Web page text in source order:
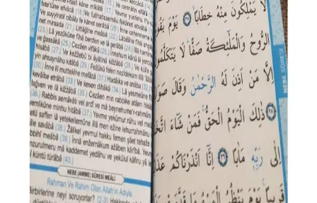
Kişiye Özel Fotoğraflı ve Ses İzli Spotify Ürünü
İncelemesi ve Özellikleri
Bu ürün, kişiye özel fotoğraf ve şarkı ile tasarlanmış, yüksek kaliteli
UV baskı ve dayanıklı pleksi cam yapısıyla dikkat çeker. Sevdiğiniz
anıları ve müzikleri yanınızda taşımanızı sağlar.
Sesli Yasin Kitabı ve Microsoft Hizmetleri ile Dijital
Dini İçerik Erişimi ve Yönetimi
Sesli Yasin Kitabı, Microsoft 365 ve OneDrive gibi hizmetlerle
dijital dini içeriklere kolay erişim ve yönetim sağlar. Microsoft
hesabı ile ibadet ve öğrenme süreçleri pratik hale gelir.